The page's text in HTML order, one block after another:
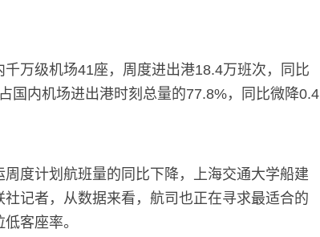
级机场41座，周度进出港18.4万班次，同比
国内机场进出港时刻总量的77.8%，同比微降0.4
计划航班量的同比下降，上海交通大学船建
记者，从数据来看，航司也正在寻求最适合的
客座率。